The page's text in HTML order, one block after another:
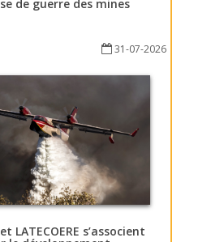
de guerre des mines
31-07-2026
LATECOERE s’associent